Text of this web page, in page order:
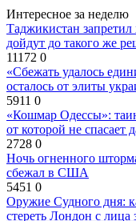
Интересное за неделю
Таджикистан
дойдут до такого же
11172 0
«Сбежать удалось
осталось от элиты
5911 0
«Кошмар Одессы»:
от которой не
2728 0
Ночь огненного
сбежал в США
5451 0
Оружие Судного дня:
стереть Лондон с